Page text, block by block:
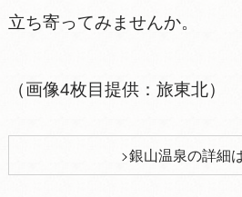
立ち寄ってみませんか。
（画像4枚目提供：旅東北）
銀山温泉の詳細